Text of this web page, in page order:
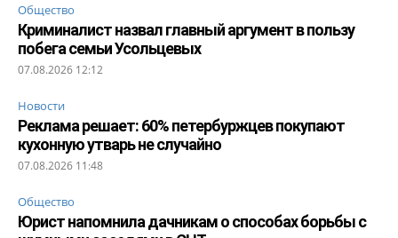
Общество
Криминалист назвал главный аргумент в пользу
побега семьи Усольцевых
07.08.2026 12:12
Новости
Реклама решает: 60% петербуржцев покупают
кухонную утварь не случайно
07.08.2026 11:48
Общество
Юрист напомнила дачникам о способах борьбы с